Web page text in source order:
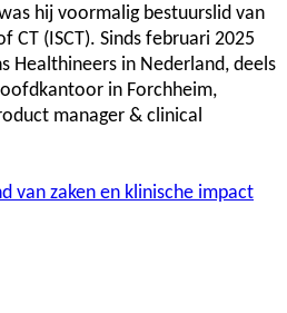
hij voormalig bestuurslid van
(ISCT). Sinds februari 2025
Healthineers in Nederland, deels
in Forchheim,
manager & clinical
van zaken en klinische impact